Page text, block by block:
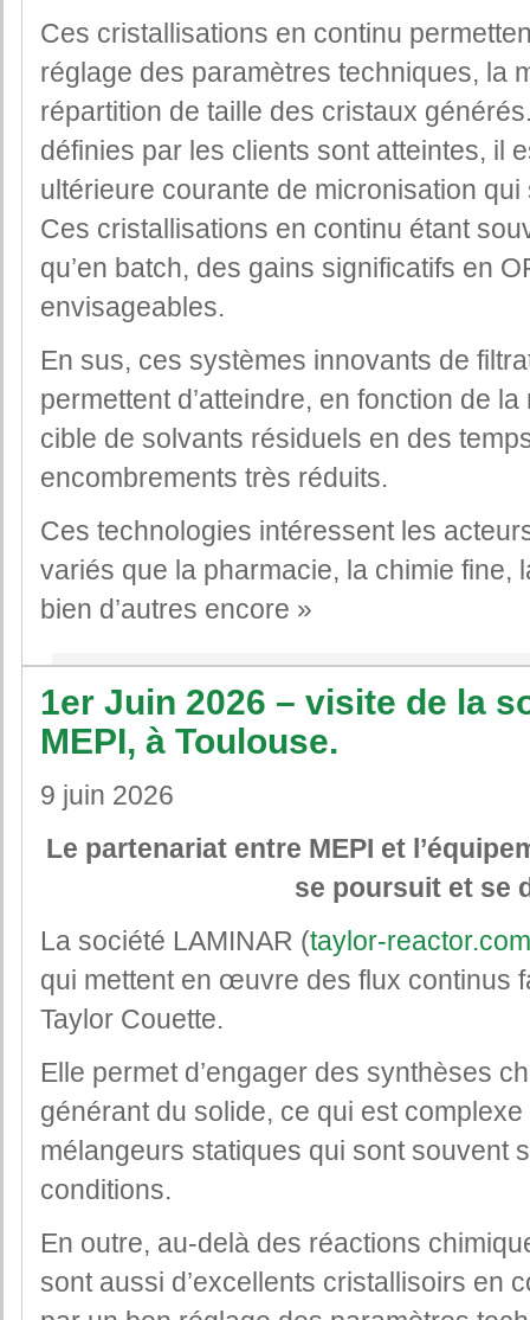
Ces cristallisations en continu
réglage des paramètres techniques, la
répartition de taille des cristaux
définies par les clients sont atteintes, il
ultérieure courante de micronisation
Ces cristallisations en continu étant
qu’en batch, des gains significatifs en
envisageables.
En sus, ces systèmes innovants de
permettent d’atteindre, en fonction de
cible de solvants résiduels en des
encombrements très réduits.
Ces technologies intéressent les
variés que la pharmacie, la chimie fine,
bien d’autres encore »
1er Juin 2026 – visite de la
MEPI, à Toulouse.
9 juin 2026
Le partenariat entre MEPI et
se poursuit et se
La société LAMINAR (taylor-reactor.com
qui mettent en œuvre des flux continus
Taylor Couette.
Elle permet d’engager des synthèses
générant du solide, ce qui est
mélangeurs statiques qui sont souvent
conditions.
En outre, au-delà des réactions
sont aussi d’excellents cristallisoirs en